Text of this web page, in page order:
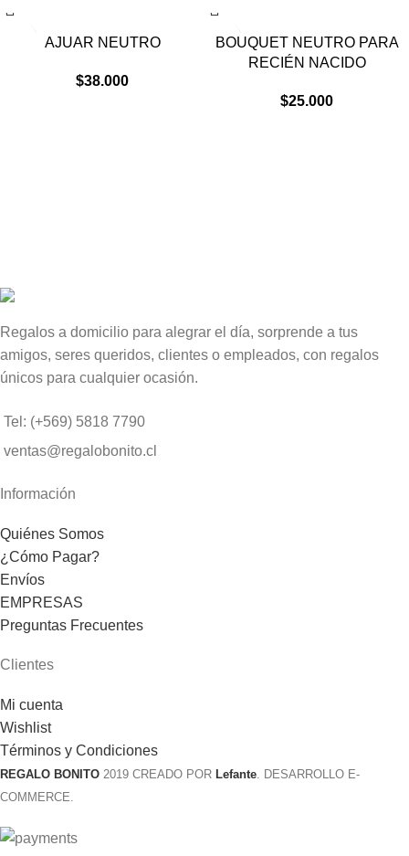
AJUAR NEUTRO
$38.000
BOUQUET NEUTRO PARA
RECIÉN NACIDO
$25.000
Regalos a domicilio para alegrar el día, sorprende a tus
amigos, seres queridos, clientes o empleados, con regalos
únicos para cualquier ocasión.
Tel: (+569) 5818 7790
ventas@regalobonito.cl
Información
Quiénes Somos
¿Cómo Pagar?
Envíos
EMPRESAS
Preguntas Frecuentes
Clientes
Mi cuenta
Wishlist
Términos y Condiciones
REGALO BONITO 2019 CREADO POR Lefante. DESARROLLO E-
COMMERCE.